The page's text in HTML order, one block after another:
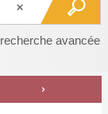
recherche avancée